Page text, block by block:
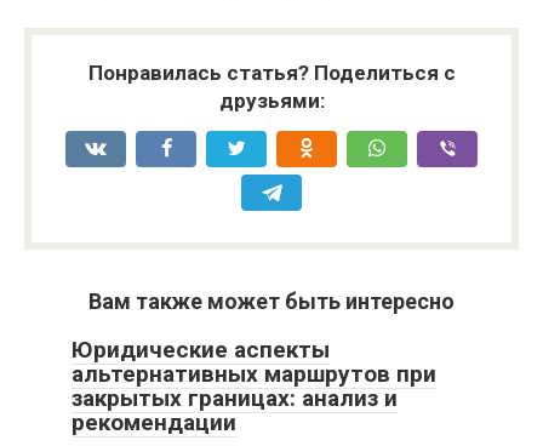
Понравилась статья? Поделиться с
друзьями:
Вам также может быть интересно
Юридические аспекты
альтернативных маршрутов при
закрытых границах: анализ и
рекомендации